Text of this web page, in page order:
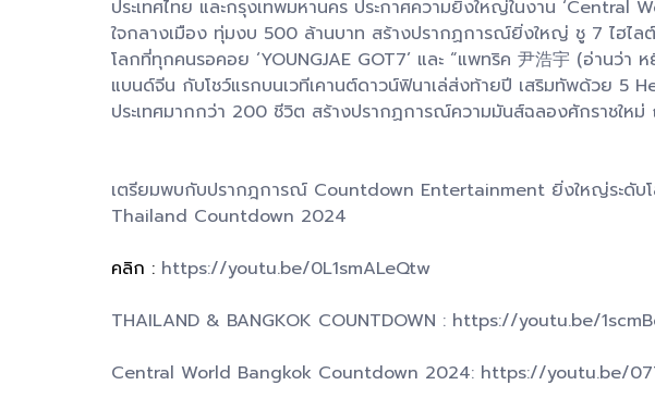
ประเทศไทย และกรุงเทพมหานคร ประกาศความยิ่งใหญ่ในงาน
ใจกลางเมือง ทุ่มงบ 500 ล้านบาท สร้างปรากฏการณ์ยิ่งใหญ่ ชู 7 ไฮไ
โลกที่ทุกคนรอคอย ‘YOUNGJAE GOT7’ และ “แพทริค 尹浩宇 (อ่าน
แบนด์จีน กับโชว์แรกบนเวทีเคานต์ดาวน์ฟินาเล่ส่งท้ายปี เสริมทัพด้วย 5
ประเทศมากกว่า 200 ชีวิต สร้างปรากฏการณ์ความมันส์ฉลองศักราชให
เตรียมพบกับปรากฎการณ์ Countdown Entertainment ยิ่งใหญ่ระดับ
Thailand Countdown 2024
คลิก : https://youtu.be/0L1smALeQtw
THAILAND & BANGKOK COUNTDOWN : https://youtu.be/
Central World Bangkok Countdown 2024: https://youtu.be/